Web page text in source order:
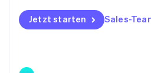
Jetzt starten Sales-
Polen
English
Portugal